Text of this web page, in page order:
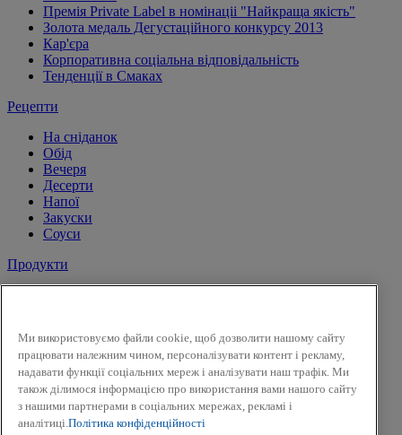
Премія Private Label в номінаціі "Найкраща якість"
Золота медаль Дегустаційного конкурсу 2013
Кар'єра
Корпоративна соціальна відповідальність
Тенденції в Смаках
Рецепти
На сніданок
Обід
Вечеря
Десерти
Напої
Закуски
Соуси
Продукти
Суміші трав
До солодких страв і напоїв
Смак Вогню
Приправи для засолки та маринування
Гірчиця
Ми використовуємо файли cookie, щоб дозволити нашому сайту
працювати належним чином, персоналізувати контент і рекламу,
надавати функції соціальних мереж і аналізувати наш трафік. Ми
також ділимося інформацією про використання вами нашого сайту
з нашими партнерами в соціальних мережах, рекламі і
аналітиці. Політика конфіденційності